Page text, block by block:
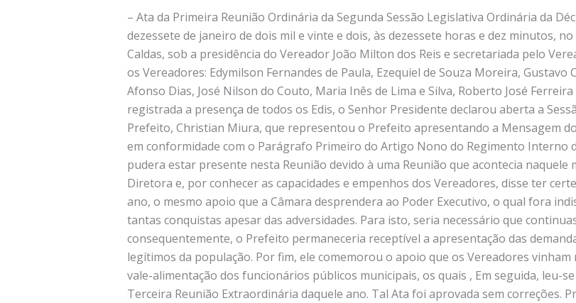
– Ata da Primeira Reunião Ordinária da Segunda Sessão Legislativa Ordinária da Décima Nona Legislatura, realizada no dia dezessete de janeiro de dois mil e vinte e dois, às dezessete horas e dez minutos, no Plenário da Câmara Municipal de Santa Rita de Caldas, sob a presidência do Vereador João Milton dos Reis e secretariada pelo Vereador Gustavo Couto Fonseca. Compareceram os Vereadores: Edymilson Fernandes de Paula, Ezequiel de Souza Moreira, Gustavo Couto Fonseca, João Milton dos Reis, José Afonso Dias, José Nilson do Couto, Maria Inês de Lima e Silva, Roberto José Ferreira e Taíse Lopes Menossi Machado. Após registrada a presença de todos os Edis, o Senhor Presidente declarou aberta a Sessão. Inicialmente, concedeu-se espaço ao Vice-Prefeito, Christian Miura, que representou o Prefeito apresentando a Mensagem do Poder Executivo aos representantes do povo, em conformidade com o Parágrafo Primeiro do Artigo Nono do Regimento Interno da Câmara. Ele informou que o Prefeito não pudera estar presente nesta Reunião devido à uma Reunião que acontecia naquele momento. Ele desejou sucesso à nova Mesa Diretora e, por conhecer as capacidades e empenhos dos Vereadores, disse ter certeza de que isto se realizaria. Ele pediu, neste ano, o mesmo apoio que a Câmara desprendera ao Poder Executivo, o qual fora indispensável para que o Município alcançasse tantas conquistas apesar das adversidades. Para isto, seria necessário que continuassem confiando no poder do diálogo e, consequentemente, o Prefeito permaneceria receptível a apresentação das demandas realizadas pelos Edis, representantes legítimos da população. Por fim, ele comemorou o apoio que os Vereadores vinham manifestando perante ao reajuste salarial e do vale-alimentação dos funcionários públicos municipais, os quais , Em seguida, leu-se a Ata de número 055/2021, referente à Décima Terceira Reunião Extraordinária daquele ano. Tal Ata foi aprovada sem correções. Prosseguindo, leu-se o Ofício de número 253/2021, do Gabinete do Prefeito, o qual respondia o Requerimento de número 08/2021, e o Ofício de número 027/2022, da Representação da Gerencia Executiva de Governo da Agência da Caixa Econômica Federal em Poços de Caldas, o qual comunicava a celebração do Contrato de Repasse de valor próximo a duzentos e oitenta e sete mil Reais ao Município, que seria destinado à pavimentação de estradas vicinais, conforme acordado entre as partes. Após isto, leram-se as Indicações de números 01 e 02/2022, ambas de autoria da Bancada do Partido Liberal. Em seguida, cada um ao seu tempo, foram apresentados os Projetos de Lei Ordinária de números 01/2022Leg. e 02/2022Ex., os quais, respectivamente, “Dispõe sobre majoração dos vencimentos dos servidores da Câmara Municipal de Santa Rita de Caldas e dá outras providências” e “Concede reposição salarial de vencimentos aos servidores públicos municipais (ativos e inativos) e dá outras providências”. Cada um ao seu tempo, foram lidas as Redações e Justificativas de ambos Projetos. Também foi lido o Ofício de número 04/2022, do Gabinete do Prefeito, o qual encaminhava o Projeto de número 02/2022Leg. O Plenário foi consultado e aprovou, por unanimidade, que a tramitação de ambas as Matérias ocorresse em Regime de Urgência Especial e que elas fossem apreciadas em Reunião Extraordinária a ser realizada ainda neste dia. Ambos os Projetos foram encaminhados para as Comissões de Legislação, Justiça e Redação Final e de Finanças e Orçamento. Em seguida, foi posto em Discussão o Requerimento de número 01/2022, de autoria do Edil Ezequiel, o qual pedia informações relativas a possível instalação de redutores de velocidade em todos os locais mencionados por indicações. O autor comentou que a população questionava muito sobre o tema e que, além de trazer informações, o Requerimento encorajaria providências mais rápidas. O Edil Roberto ressaltou que a instalação de quebra-molas, principalmente nas estradas, diminuiria a imprudência de condutores, o que, infelizmente, era muito comum. Consequentemente, diminuir-se-ia as chances de acidente causados por conta disto. Na sua vez, o Edil José Nilton comentou que a mesma imprudência podia ser vista dentro da Sede mesmo, como um exemplo que citara na Praça Padre Alderigi. Ele disse esperar que a Prefeitura finalmente contratasse uma empresa para realizar estes serviços. A Vereadora Maria Inês comentou que, durante o ano anterior, solicitações para a construção de quebra-molas foram uma dos principais temas das Reuniões. O Edil José Afonso comentou que a construção destes redutores também resguardaria o próprio Município de qualquer culpa em caso de algum acidente fatal. O Edil Edymilson disse que estes pedidos se acumulavam desde a Legislatura anterior. Ele também ressaltou que proposituras eram uma forma como o Legislativo auxiliava o Poder Executivo a fiscalizar e administrar. Ele também disse estar confiante na tomada de providências, posto que a Prefeitura pretendia contratar alguma empresa para realizar a pavimentação da Cidade. Assim, a construção dos redutores poderia ser incluída na licitação. A Vereadora Taíse apoiou o Requerimento e o Edil Gustavo afirmou que a Câmara nunca apresentava proposituras despropositadamente. Por fim, o Senhor Presidente desejou que a resposta viesse bem detalhada. Em Votação, o Requerimento de número 01/2022 foi aprovado por unanimidade. Em seguida, entrou em Discussão o Requerimento de número 02/2022, da Bancada do Partido Liberal, o qual questionava quais lotes do Leilão Concorrência de número 02/2021 haviam sido vendidos, quanto havia sido arrecadado na oportunidade e quando seria adquirido terrenos para a ampliação do Cemitério, a qual era a finalidade principal estabelecida para a venda pela Lei Municipal de número 2197/2021. A autora Maria Inês disse que não pudera estar presente durante o pregão e que a resposta do Requerimento seria imprescindível para informar melhor a população. A autora Taíse também salientou esta importância, além de destacar a necessidade de dar rápido andamento a construção do cemitério para que os valores arrecadados não sofressem grande desvalorização pela intensa inflação que agravava o país. Na sua vez, o autor Roberto disse que a disposição destas informações era necessário para se dar mais transparência ao processo e para se informar melhor a população, a qual questionava muito sobre a ampliação do Cemitério. Caso não houvessem sido vendidos todos os lotes, o Edil propôs que se utilizasse o dinheiro já arrecadado para adquirir o lote e, posteriormente, buscar obter os demais recursos necessários para construir as edificações. O autor José Afonso também destacou que a população vinha questionando muito sobre o assunto. Na sua vez, o Edil Edymilson